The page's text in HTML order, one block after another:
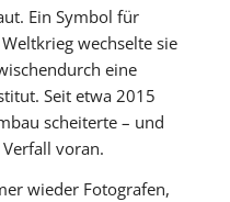
Ein Symbol für
wechselte sie
eine
Seit etwa 2015
scheiterte – und
voran.
wieder Fotografen,